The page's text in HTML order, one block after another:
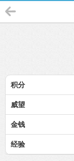
积分
威望
金钱
经验